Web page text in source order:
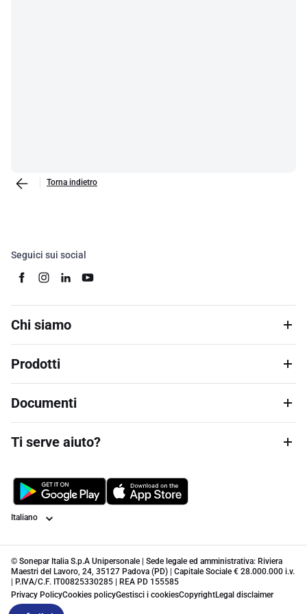
Torna indietro
Seguici sui social
Chi siamo
Prodotti
Documenti
Ti serve aiuto?
Lingua
© Sonepar Italia S.p.A Unipersonale | Sede legale ed amministrativa: Riviera
Maestri del Lavoro, 24, 35127 Padova (PD) | Capitale Sociale € 28.000.000 i.v.
| P.IVA/C.F. IT00825330285 | REA PD 155585
Privacy PolicyCookies policyGestisci i cookiesCopyrightLegal disclaimer